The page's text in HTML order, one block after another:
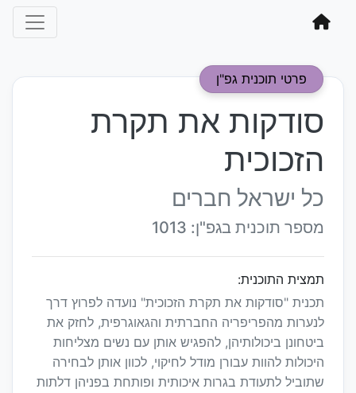
פרטי תוכנית גפ"ן
סודקות את תקרת
הזכוכית
כל ישראל חברים
מספר תוכנית בגפ"ן: 1013
תמצית התוכנית:
תכנית "סודקות את תקרת הזכוכית" נועדה לפרוץ דרך
לנערות מהפריפריה החברתית והגאוגרפית, לחזק את
ביטחונן ביכולותיהן, להפגיש אותן עם נשים מצליחות
היכולות להוות עבורן מודל לחיקוי, לכוון אותן לבחירה
שתוביל לתעודת בגרות איכותית ופותחת בפניהן דלתות